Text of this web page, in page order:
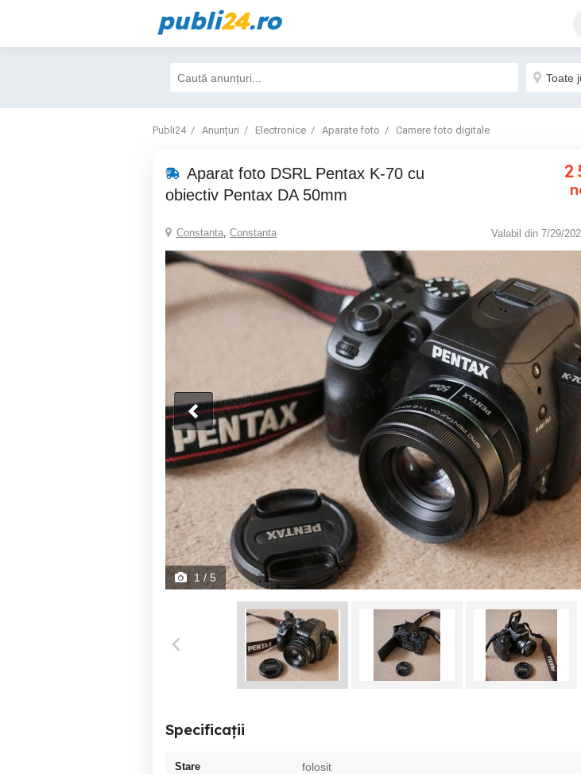
publi24.ro
Publi24 Anunțuri Electronice Aparate foto Camere foto digitale
Aparat foto DSRL Pentax K-70 cu
obiectiv Pentax DA 50mm
2
Constanta, Constanta Valabil din 7/29/
1 / 5
Specificații
Stare folosit